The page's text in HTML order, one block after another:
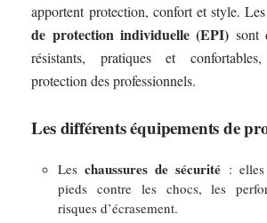
apportent protection, confort et style. Les
de protection individuelle (EPI) sont
résistants, pratiques et
protection des professionnels.
Les différents équipements de
Leschaussures de sécurité :
pieds contre les chocs, les
risques d’écrasement.